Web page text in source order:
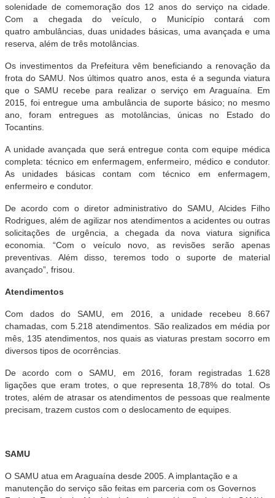
solenidade de comemoração dos 12 anos do serviço na cidade.
Com a chegada do veículo, o Município contará com
quatro ambulâncias, duas unidades básicas, uma avançada e uma
reserva, além de três motolâncias.
Os investimentos da Prefeitura vêm beneficiando a renovação da
frota do SAMU. Nos últimos quatro anos, esta é a segunda viatura
que o SAMU recebe para realizar o serviço em Araguaína. Em
2015, foi entregue uma ambulância de suporte básico; no mesmo
ano, foram entregues as motolâncias, únicas no Estado do
Tocantins.
A unidade avançada que será entregue conta com equipe médica
completa: técnico em enfermagem, enfermeiro, médico e condutor.
As unidades básicas contam com técnico em enfermagem,
enfermeiro e condutor.
De acordo com o diretor administrativo do SAMU, Alcides Filho
Rodrigues, além de agilizar nos atendimentos a acidentes ou outras
solicitações de urgência, a chegada da nova viatura significa
economia. “Com o veículo novo, as revisões serão apenas
preventivas. Além disso, teremos todo o suporte de material
avançado”, frisou.
Atendimentos
Com dados do SAMU, em 2016, a unidade recebeu 8.667
chamadas, com 5.218 atendimentos. São realizados em média por
mês, 135 atendimentos, nos quais as viaturas prestam socorro em
diversos tipos de ocorrências.
De acordo com o SAMU, em 2016, foram registradas 1.628
ligações que eram trotes, o que representa 18,78% do total. Os
trotes, além de atrasar os atendimentos de pessoas que realmente
precisam, trazem custos com o deslocamento de equipes.
SAMU
O SAMU atua em Araguaína desde 2005. A implantação e a
manutenção do serviço são feitas em parceria com os Governos